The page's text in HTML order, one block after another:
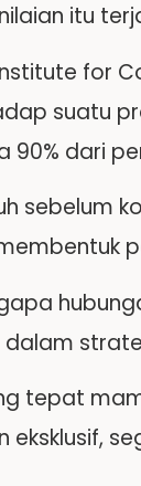
itu
for
suatu
90% dari
sebelum
tepat
eksklusif,